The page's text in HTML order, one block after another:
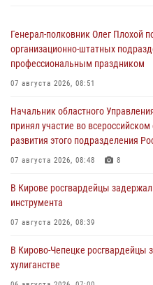
Генерал-полковник Олег Плохой
организационно-штатных
профессиональным праздником
07 августа 2026, 08:51
Начальник областного
принял участие во
развития этого подразделения
07 августа 2026, 08:48 8
В Кирове росгвардейцы
инструмента
07 августа 2026, 08:39
В Кирово-Чепецке росгвардейцы
хулиганстве